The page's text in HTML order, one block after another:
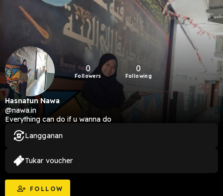
0
Followers
0
Following
Hasnatun Nawa
@nawa.in
Everything can do if u wanna do
FOLLOW
Langganan
Tukar voucher